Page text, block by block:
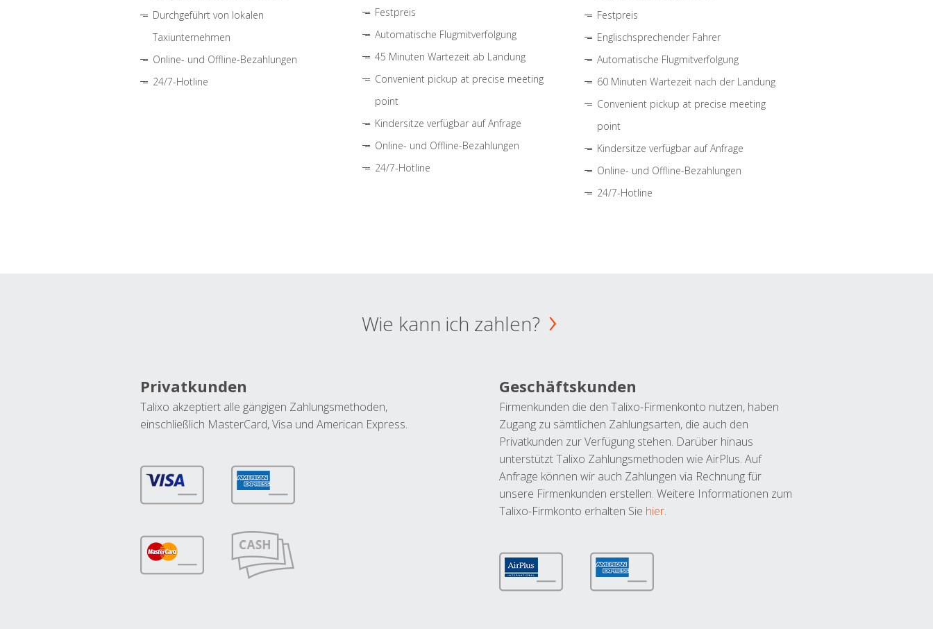
Durchgeführt von lokalen
Taxiunternehmen
Online- und Offline-Bezahlungen
24/7-Hotline
Festpreis
Automatische Flugmitverfolgung
45 Minuten Wartezeit ab Landung
Convenient pickup at precise meeting
point
Kindersitze verfügbar auf Anfrage
Online- und Offline-Bezahlungen
24/7-Hotline
Festpreis
Englischsprechender Fahrer
Automatische Flugmitverfolgung
60 Minuten Wartezeit nach der Landung
Convenient pickup at precise meeting
point
Kindersitze verfügbar auf Anfrage
Online- und Offline-Bezahlungen
24/7-Hotline
Wie kann ich zahlen?
Privatkunden
Talixo akzeptiert alle gängigen Zahlungsmethoden,
einschließlich MasterCard, Visa und American Express.
Geschäftskunden
Firmenkunden die den Talixo-Firmenkonto nutzen, haben
Zugang zu sämtlichen Zahlungsarten, die auch den
Privatkunden zur Verfügung stehen. Darüber hinaus
unterstützt Talixo Zahlungsmethoden wie AirPlus. Auf
Anfrage können wir auch Zahlungen via Rechnung für
unsere Firmenkunden erstellen. Weitere Informationen zum
Talixo-Firmkonto erhalten Sie hier.